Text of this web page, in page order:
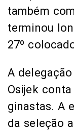
também
terminou
27º
A
Osijek
ginastas. A
da seleção